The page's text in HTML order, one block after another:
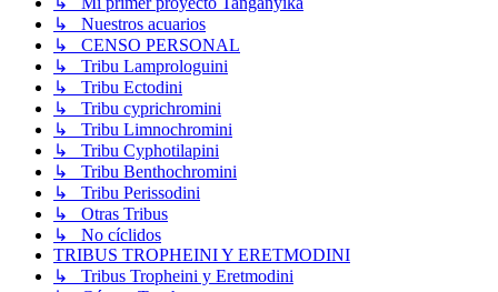
↳ Nuestros acuarios
↳ CENSO PERSONAL
↳ Tribu Lamprologuini
↳ Tribu Ectodini
↳ Tribu cyprichromini
↳ Tribu Limnochromini
↳ Tribu Cyphotilapini
↳ Tribu Benthochromini
↳ Tribu Perissodini
↳ Otras Tribus
↳ No cíclidos
TRIBUS TROPHEINI Y ERETMODINI
↳ Tribus Tropheini y Eretmodini